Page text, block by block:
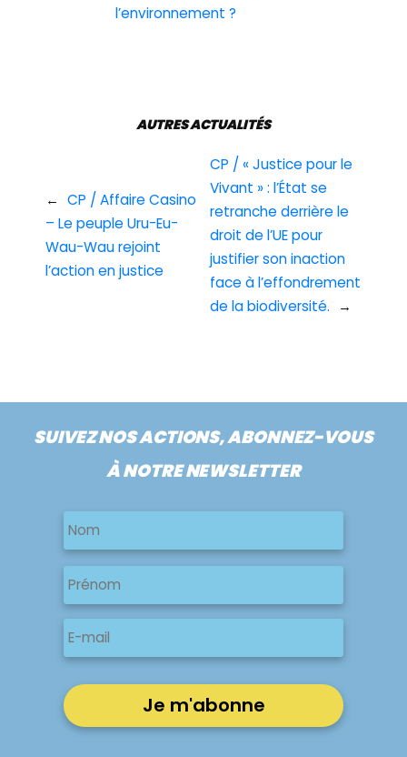
l’environnement ?
← CP / Affaire Casino
– Le peuple Uru-Eu-
Wau-Wau rejoint
l’action en justice
AUTRES ACTUALITÉS
CP / « Justice pour le
Vivant » : l’État se
retranche derrière le
droit de l’UE pour
justifier son inaction
face à l’effondrement
de la biodiversité.
→
SUIVEZ NOS ACTIONS, ABONNEZ-VOUS
À NOTRE NEWSLETTER
Nom
Nom
Nom
Prénom
E-
mail